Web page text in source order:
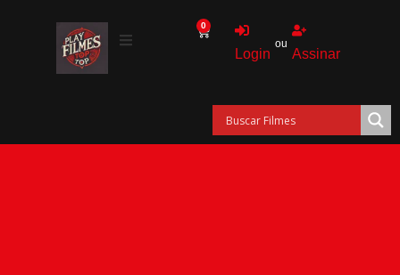
0
Login
ou
Assinar